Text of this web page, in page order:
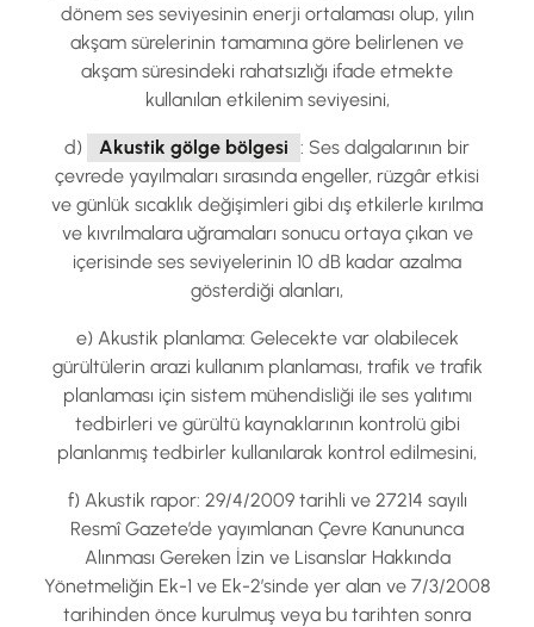
dönem ses seviyesinin enerji ortalaması olup, yılın
akşam sürelerinin tamamına göre belirlenen ve
akşam süresindeki rahatsızlığı ifade etmekte
kullanılan etkilenim seviyesini,
d) Akustik gölge bölgesi : Ses dalgalarının bir
çevrede yayılmaları sırasında engeller, rüzgâr etkisi
ve günlük sıcaklık değişimleri gibi dış etkilerle kırılma
ve kıvrılmalara uğramaları sonucu ortaya çıkan ve
içerisinde ses seviyelerinin 10 dB kadar azalma
gösterdiği alanları,
e) Akustik planlama: Gelecekte var olabilecek
gürültülerin arazi kullanım planlaması, trafik ve trafik
planlaması için sistem mühendisliği ile ses yalıtımı
tedbirleri ve gürültü kaynaklarının kontrolü gibi
planlanmış tedbirler kullanılarak kontrol edilmesini,
f) Akustik rapor: 29/4/2009 tarihli ve 27214 sayılı
Resmî Gazete’de yayımlanan Çevre Kanununca
Alınması Gereken İzin ve Lisanslar Hakkında
Yönetmeliğin Ek-1 ve Ek-2’sinde yer alan ve 7/3/2008
tarihinden önce kurulmuş veya bu tarihten sonra